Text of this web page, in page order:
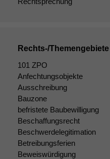
Rechts-/Themengebiete
101 ZPO
Anfechtungsobjekte
Ausschreibung
Bauzone
befristete Baubewilligung
Beschaffungsrecht
Beschwerdelegitimation
Betreibungsferien
Beweiswürdigung